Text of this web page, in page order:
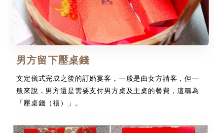
男方留下壓桌錢
文定儀式完成之後的訂婚宴客，一般是由女方請客，但一
般來說，男方還是需要支付男方桌及主桌的餐費，這稱為
「壓桌錢（禮）」。